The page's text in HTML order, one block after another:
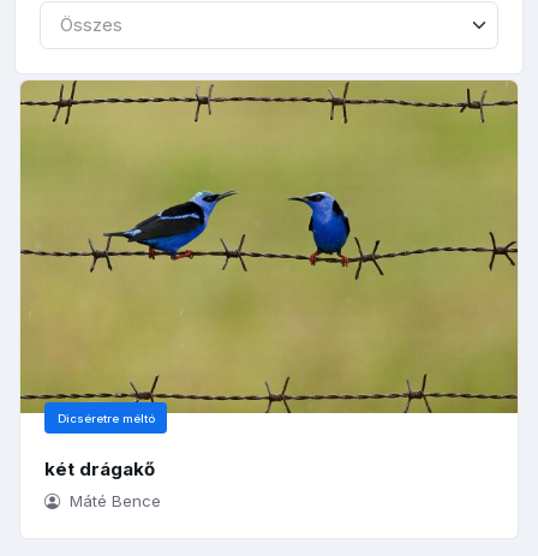
Összes
Dicséretre méltó
két drágakő
Máté Bence